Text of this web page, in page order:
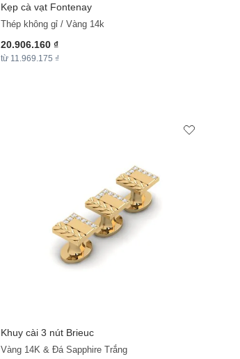
Kẹp cà vạt Fontenay
Thép không gỉ / Vàng 14k
20.906.160 ₫
từ 11.969.175 ₫
Khuy cài 3 nút Brieuc
Vàng 14K & Đá Sapphire Trắng